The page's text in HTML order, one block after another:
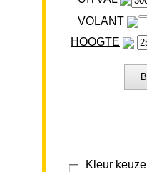
VOLANT
HOOGTE
Kleur keuze